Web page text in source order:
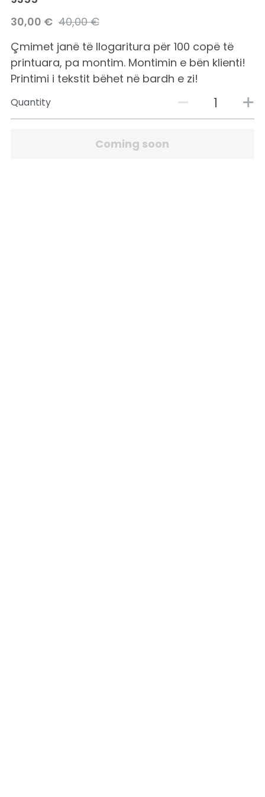
30,00 € 40,00 €
Çmimet janë të llogaritura për 100 copë të
printuara, pa montim. Montimin e bën klienti!
Printimi i tekstit bëhet në bardh e zi!
Quantity
Coming soon